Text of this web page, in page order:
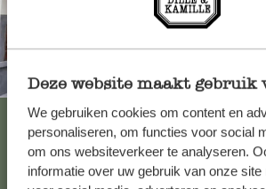
Deze website maakt gebruik
We gebruiken cookies om content en
personaliseren, om functies voor social
om ons websiteverkeer te analyseren.
informatie over uw gebruik van onze
Immer in der Nähe
Alle 62 Geschäfte anzeigen